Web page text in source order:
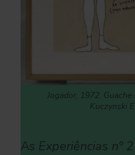
Jogador, 1972.
Kuczynski
As Experiências nº 2